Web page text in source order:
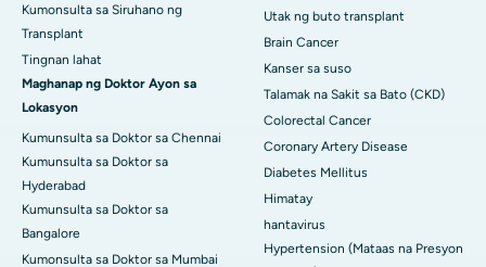
Kumonsulta sa Siruhano ng
Transplant
Tingnan lahat
Maghanap ng Doktor Ayon sa
Lokasyon
Kumunsulta sa Doktor sa Chennai
Kumunsulta sa Doktor sa
Hyderabad
Kumunsulta sa Doktor sa
Bangalore
Kumonsulta sa Doktor sa Mumbai
Utak ng buto transplant
Brain Cancer
Kanser sa suso
Talamak na Sakit sa Bato (CKD)
Colorectal Cancer
Coronary Artery Disease
Diabetes Mellitus
Himatay
hantavirus
Hypertension (Mataas na Presyon